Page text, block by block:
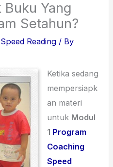
Buku Yang
Setahun?
Speed Reading / By
Ketika sedang
mempersiapk
an materi
untuk Modul
1 Program
Coaching
Speed